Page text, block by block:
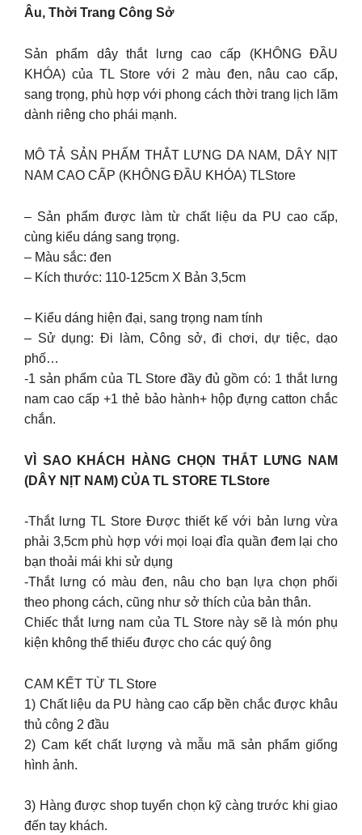
Âu, Thời Trang Công Sở
Sản phẩm dây thắt lưng cao cấp (KHÔNG ĐẦU
KHÓA) của TL Store với 2 màu đen, nâu cao cấp,
sang trọng, phù hợp với phong cách thời trang lịch lãm
dành riêng cho phái mạnh.
MÔ TẢ SẢN PHẨM THẮT LƯNG DA NAM, DÂY NỊT
NAM CAO CẤP (KHÔNG ĐẦU KHÓA) TLStore
– Sản phẩm được làm từ chất liệu da PU cao cấp,
cùng kiểu dáng sang trọng.
– Màu sắc: đen
– Kích thước: 110-125cm X Bản 3,5cm
– Kiểu dáng hiện đại, sang trọng nam tính
– Sử dụng: Đi làm, Công sở, đi chơi, dự tiệc, dạo
phố…
-1 sản phẩm của TL Store đầy đủ gồm có: 1 thắt lưng
nam cao cấp +1 thẻ bảo hành+ hộp đựng catton chắc
chắn.
VÌ SAO KHÁCH HÀNG CHỌN THẮT LƯNG NAM
(DÂY NỊT NAM) CỦA TL STORE TLStore
-Thắt lưng TL Store Được thiết kế với bản lưng vừa
phải 3,5cm phù hợp với mọi loại đỉa quần đem lại cho
bạn thoải mái khi sử dụng
-Thắt lưng có màu đen, nâu cho bạn lựa chọn phối
theo phong cách, cũng như sở thích của bản thân.
Chiếc thắt lưng nam của TL Store này sẽ là món phụ
kiện không thể thiếu được cho các quý ông
CAM KẾT TỪ TL Store
1) Chất liệu da PU hàng cao cấp bền chắc được khâu
thủ công 2 đầu
2) Cam kết chất lượng và mẫu mã sản phẩm giống
hình ảnh.
3) Hàng được shop tuyển chọn kỹ càng trước khi giao
đến tay khách.